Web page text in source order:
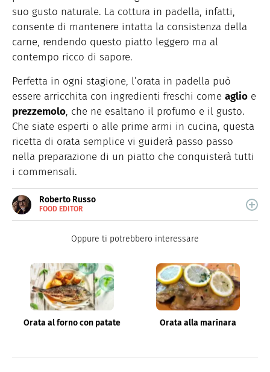
suo gusto naturale. La cottura in padella, infatti,
consente di mantenere intatta la consistenza della
carne, rendendo questo piatto leggero ma al
contempo ricco di sapore.
Perfetta in ogni stagione, l’orata in padella può
essere arricchita con ingredienti freschi come aglio e
prezzemolo, che ne esaltano il profumo e il gusto.
Che siate esperti o alle prime armi in cucina, questa
ricetta di orata semplice vi guiderà passo passo
nella preparazione di un piatto che conquisterà tutti
i commensali.
Roberto Russo
FOOD EDITOR
Roberto Russo unisce la passione per libri e cucina. Ha
Oppure ti potrebbero interessare
Orata al forno con patate Orata alla marinara